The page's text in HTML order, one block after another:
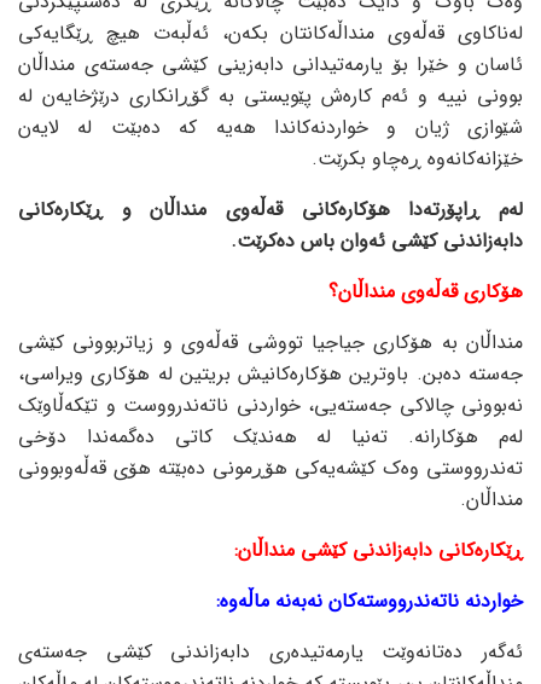
لەناکاوی قەڵەوی منداڵەکانتان بکەن، ئەڵبەت هیچ ڕێگایەکی
ئاسان و خێرا بۆ یارمەتیدانی دابەزینی کێشی جەستەی منداڵان
بوونی نییە و ئەم کارەش پێویستی بە گۆڕانکاری درێژخایەن لە
شێوازی ژیان و خواردنەکاندا هەیە کە دەبێت لە لایەن
خێزانەکانەوە ڕەچاو بکرێت.
لەم ڕاپۆرتەدا هۆکارەکانی قەڵەوی منداڵان و ڕێکارەکانی
دابەزاندنی کێشی ئەوان باس دەکرێت.
هۆکاری قەڵەوی منداڵان؟
منداڵان بە هۆکاری جیاجیا تووشی قەڵەوی و زیاتربوونی کێشی
جەستە دەبن. باوترین هۆکارەکانیش بریتین لە هۆکاری ویراسی،
نەبوونی چالاکی جەستەیی، خواردنی ناتەندرووست و تێکەڵاوێک
لەم هۆکارانە. تەنیا لە هەندێک کاتی دەگمەندا دۆخی
تەندرووستی وەک کێشەیەکی هۆڕمونی دەبێتە هۆی قەڵەوبوونی
منداڵان.
ڕێکارەکانی دابەزاندنی کێشی منداڵان:
خواردنە ناتەندرووستەکان نەبەنە ماڵەوە:
ئەگەر دەتانەوێت یارمەتیدەری دابەزاندنی کێشی جەستەی